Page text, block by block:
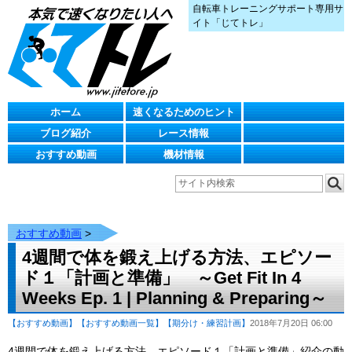
自転車トレーニングサポート専用サ
イト「じてトレ」
ホーム
速くなるためのヒント
ブログ紹介
レース情報
おすすめ動画
機材情報
おすすめ動画 >
4週間で体を鍛え上げる方法、エピソー
ド１「計画と準備」 ～Get Fit In 4
Weeks Ep. 1 | Planning & Preparing～
【おすすめ動画】 【おすすめ動画一覧】 【期分け・練習計画】 2018年7月20日 06:00